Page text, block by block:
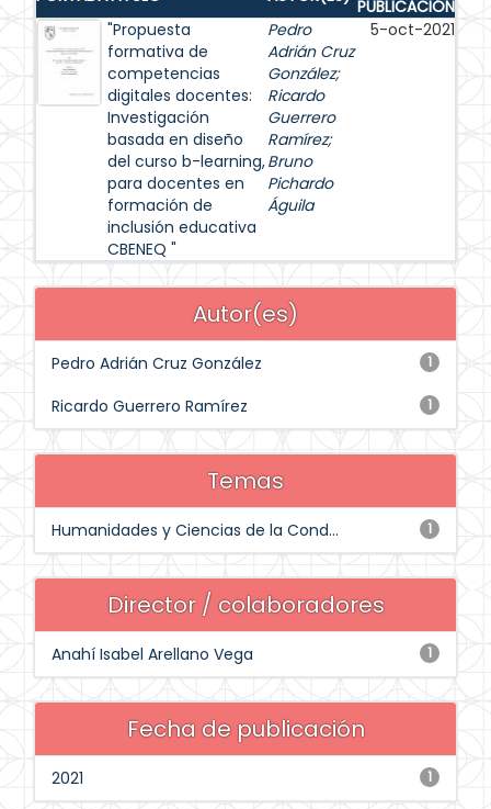
PUBLICACIÓN
"Propuesta
formativa de
competencias
digitales docentes:
Investigación
basada en diseño
del curso b-learning,
para docentes en
formación de
inclusión educativa
CBENEQ "
Pedro
Adrián Cruz
González;
Ricardo
Guerrero
Ramírez;
Bruno
Pichardo
Águila
5-oct-2021
Autor(es)
1
Pedro Adrián Cruz González
1
Ricardo Guerrero Ramírez
Temas
1
Humanidades y Ciencias de la Cond...
Director / colaboradores
1
Anahí Isabel Arellano Vega
Fecha de publicación
1
2021